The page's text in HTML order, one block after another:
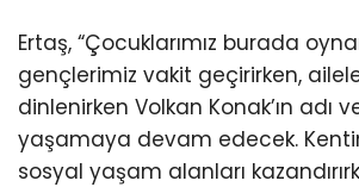
Ertaş, “Çocuklarımız burada
gençlerimiz vakit geçirirken,
dinlenirken Volkan Konak’ın adı
yaşamaya devam edecek.
sosyal yaşam alanları